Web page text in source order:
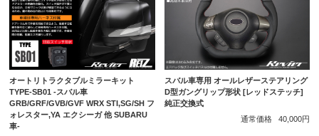
オートリトラクタブルミラーキット
TYPE-SB01 -スバル車
GRB/GRF/GVB/GVF WRX STI,SG/SH フ
ォレスター,YA エクシーガ 他 SUBARU
車-
スバル車専用 オールレザーステアリング
D型ガングリップ形状 [レッドステッチ]
純正交換式
通常価格
40,000円